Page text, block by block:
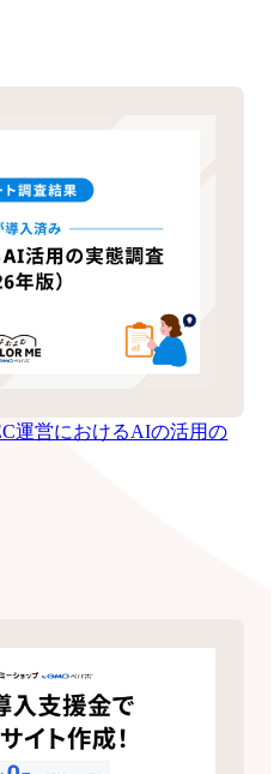
運営におけるAIの活用の